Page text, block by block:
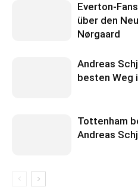
Everton-
über den
Nørgaard
Andreas
besten Weg
Tottenham
Andreas